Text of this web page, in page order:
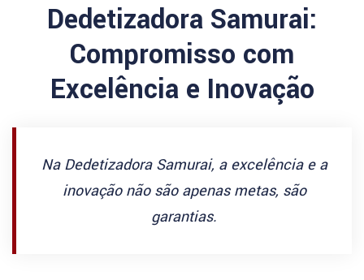
Dedetizadora Samurai:
Compromisso com
Excelência e Inovação
Na Dedetizadora Samurai, a excelência e a
inovação não são apenas metas, são
garantias.